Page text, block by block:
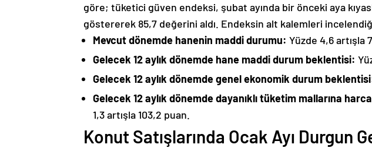
göre; tüketici güven endeksi, şubat ayında bir önceki aya
göstererek 85,7 değerini aldı. Endeksin alt kalemleri
Mevcut dönemde hanenin maddi durumu: Yüzde 4,6 artışla
Gelecek 12 aylık dönemde hane maddi durum beklentisi:
Gelecek 12 aylık dönemde genel ekonomik durum
Gelecek 12 aylık dönemde dayanıklı tüketim mallarına
1,3 artışla 103,2 puan.
Konut Satışlarında Ocak Ayı Durgun